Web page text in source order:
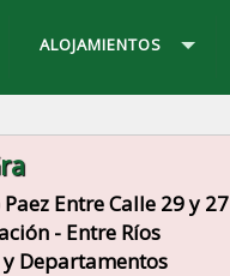
ALOJAMIENTOS
Entre Calle 29 y 27
- Entre Ríos
y Departamentos